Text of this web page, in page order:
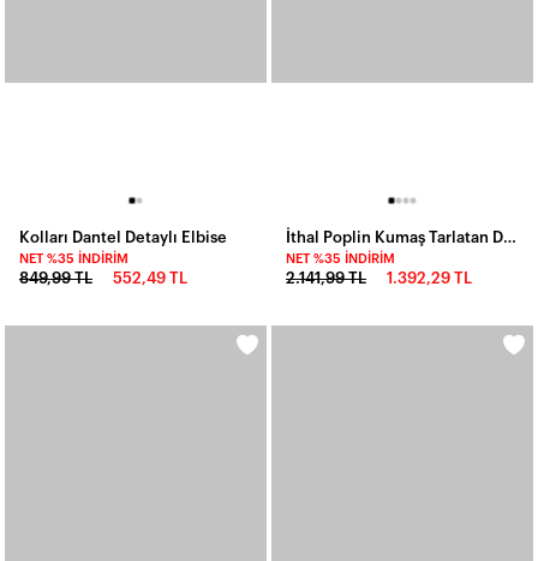
Kolları Dantel Detaylı Elbise
NET %35 İNDIRIM
849,99 TL 552,49 TL
NET %35 İNDIRIM
2.141,99 TL 1.392,29 TL